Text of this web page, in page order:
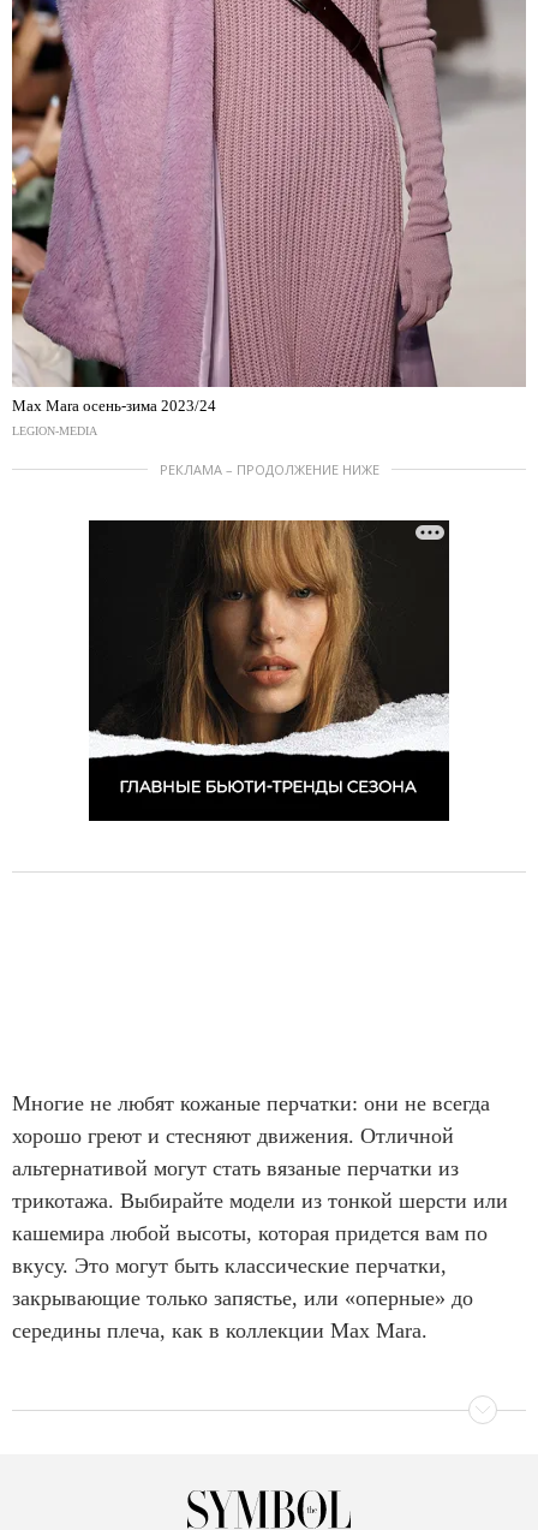
Max Mara осень-зима 2023/24
LEGION-MEDIA
РЕКЛАМА – ПРОДОЛЖЕНИЕ НИЖЕ
Многие не любят кожаные перчатки: они не всегда
хорошо греют и стесняют движения. Отличной
альтернативой могут стать вязаные перчатки из
трикотажа. Выбирайте модели из тонкой шерсти или
кашемира любой высоты, которая придется вам по
вкусу. Это могут быть классические перчатки,
закрывающие только запястье, или «оперные» до
середины плеча, как в коллекции Max Mara.